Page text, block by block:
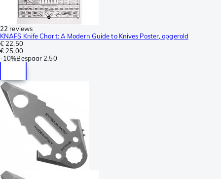
22 reviews
KNAFS Knife Chart: A Modern Guide to Knives Poster, opgerold
€ 22,50
€ 25,00
-10%Bespaar 2,50